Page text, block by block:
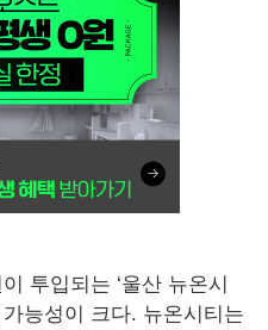
투입되는 ‘울산 뉴온시
능성이 크다. 뉴온시티는